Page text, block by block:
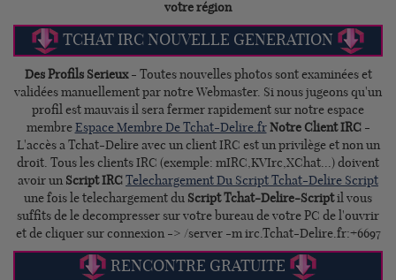
votre région
TCHAT IRC NOUVELLE GENERATION
Des Profils Serieux- Toutes nouvelles photos sont examinées et
validées manuellement par notre Webmaster. Si nous jugeons qu'un
profil est mauvais il sera fermer rapidement sur notre espace
membreEspace Membre De Tchat-Delire.frNotre Client IRC-
L'accès a Tchat-Delire avec un client IRC est un privilège et non un
droit. Tous les clients IRC (exemple: mIRC,KVIrc,XChat...) doivent
avoir un Script IRCTelechargement Du Script Tchat-Delire Script
une fois le telechargement du Script Tchat-Delire-Scriptil vous
suffits de le decompresser sur votre bureau de votre PC de l'ouvrir
et de cliquer sur connexion -> /server -m irc.Tchat-Delire.fr:+6697
RENCONTRE GRATUITE